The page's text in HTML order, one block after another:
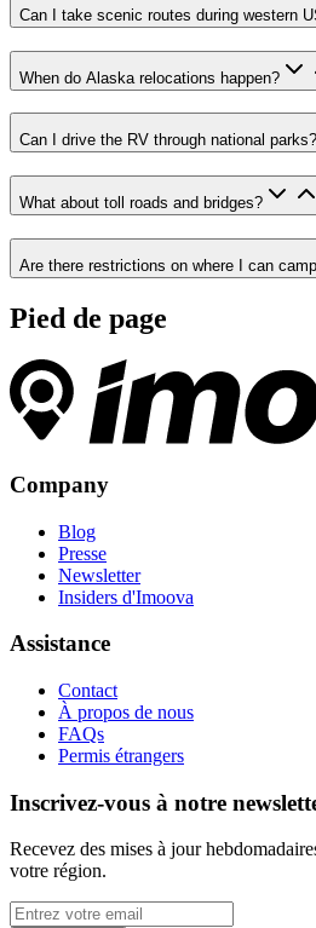
Can I take scenic routes during western
When do Alaska relocations happen?
Can I drive the RV through national parks?
What about toll roads and bridges?
Are there restrictions on where I can
Pied de page
Company
Blog
Presse
Newsletter
Insiders d'Imoova
Assistance
Contact
À propos de nous
FAQs
Permis étrangers
Inscrivez-vous à notre
Recevez des mises à jour
votre région.